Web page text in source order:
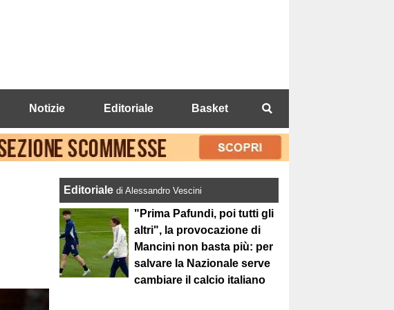
Notizie Editoriale Basket
Editorialedi Alessandro Vescini
"Prima Pafundi, poi tutti gli
altri", la provocazione di
Mancini non basta più: per
salvare la Nazionale serve
cambiare il calcio italiano